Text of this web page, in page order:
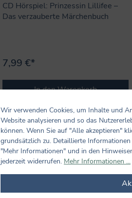
CD Hörspiel: Prinzessin Lillifee –
Das verzauberte Märchenbuch
7,99 €*
In den Warenkorb
Wir verwenden Cookies, um Inhalte und
Website analysieren und so das
können. Wenn Sie auf "Alle akzeptieren"
grundsätzlich zu. Detaillierte
"Mehr Informationen" und in den
jederzeit widerrufen. Mehr Informationen ...